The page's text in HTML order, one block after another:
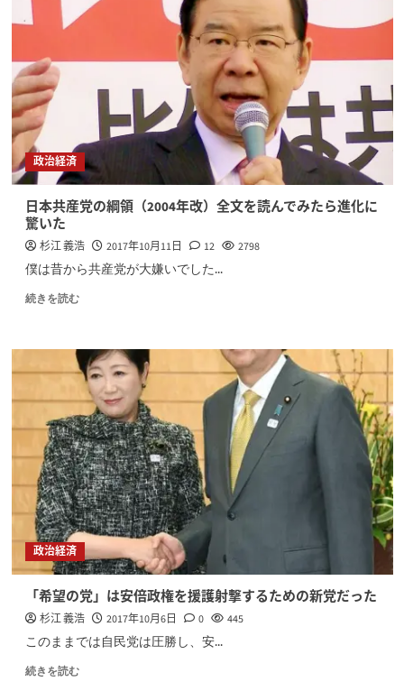
政治経済
日本共産党の綱領（2004年改）全文を読んでみたら進化に
驚いた
杉江 義浩 2017年10月11日 12 2798
僕は昔から共産党が大嫌いでした...
続きを読む
政治経済
「希望の党」は安倍政権を援護射撃するための新党だった
杉江 義浩 2017年10月6日 0 445
このままでは自民党は圧勝し、安...
続きを読む